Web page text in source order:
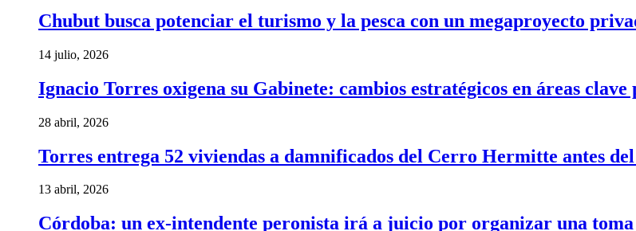
Chubut busca potenciar el turismo y la pesca con un megaproyecto
14 julio, 2026
Ignacio Torres oxigena su Gabinete: cambios estratégicos en áreas
28 abril, 2026
Torres entrega 52 viviendas a damnificados del Cerro Hermitte antes
13 abril, 2026
Córdoba: un ex-intendente peronista irá a juicio por organizar una